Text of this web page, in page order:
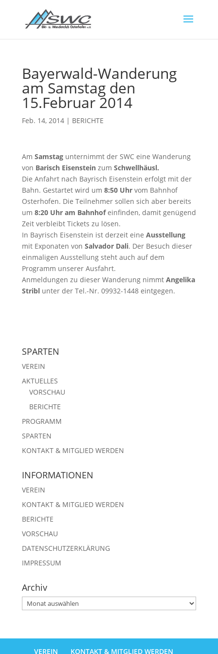
Bayerwald-Wanderung
am Samstag den
15.Februar 2014
Feb. 14, 2014| BERICHTE
Am Samstagunternimmt der SWC eine Wanderung
von Barisch Eisensteinzum Schwellhäusl.
Die Anfahrt nach Bayrisch Eisenstein erfolgt mit der
Bahn. Gestartet wird um 8:50 Uhrvom Bahnhof
Osterhofen. Die Teilnehmer sollen sich aber bereits
um 8:20 Uhr am Bahnhofeinfinden, damit genügend
Zeit verbleibt Tickets zu lösen.
In Bayrisch Eisenstein ist derzeit eine Ausstellung
mit Exponaten von Salvador Dali. Der Besuch dieser
einmaligen Ausstellung steht auch auf dem
Programm unserer Ausfahrt.
Anmeldungen zu dieser Wanderung nimmt Angelika
Striblunter der Tel.-Nr. 09932-1448 eintgegen.
SPARTEN
VEREIN
AKTUELLES
VORSCHAU
BERICHTE
PROGRAMM
SPARTEN
KONTAKT & MITGLIED WERDEN
INFORMATIONEN
VEREIN
KONTAKT & MITGLIED WERDEN
BERICHTE
VORSCHAU
DATENSCHUTZERKLÄRUNG
IMPRESSUM
Archiv
Archiv
VEREIN KONTAKT & MITGLIED WERDEN